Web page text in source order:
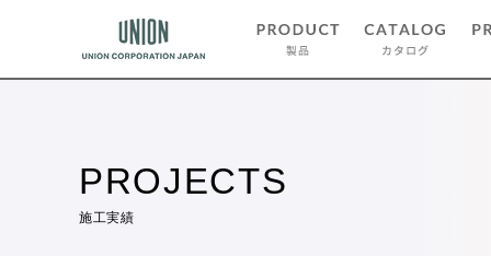
PROJECTS
施工実績